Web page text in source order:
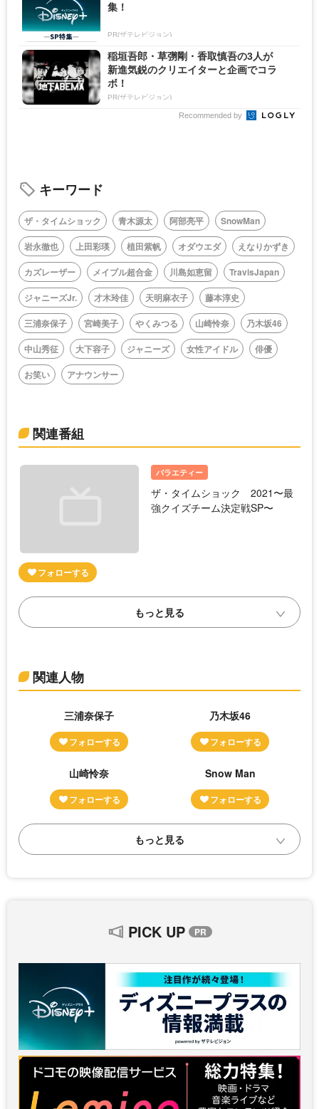
集！
PR(ザテレビジョン)
稲垣吾郎・草彅剛・香取慎吾の3人が
新進気鋭のクリエイターと企画でコラ
ボ！
PR(ザテレビジョン)
Recommended by
キーワード
ザ・タイムショック 青木源太 阿部亮平
SnowMan
岩永徹也
上田彩瑛 植田紫帆 オダウエダ
えなりかずき
カズレーザー
メイプル超合金 川島如恵留
TravisJapan
ジャニーズJr.
才木玲佳 天明麻衣子
藤本淳史
三浦奈保子
宮崎美子 やくみつる 山崎怜奈
乃木坂46
中山秀征
大下容子 ジャニーズ 女性アイドル
俳優
お笑い
アナウンサー
関連番組
バラエティー
ザ・タイムショック 2021〜最
強クイズチーム決定戦SP〜
関連人物
三浦奈保子 乃木坂46
山崎怜奈 Snow Man
PICK UP